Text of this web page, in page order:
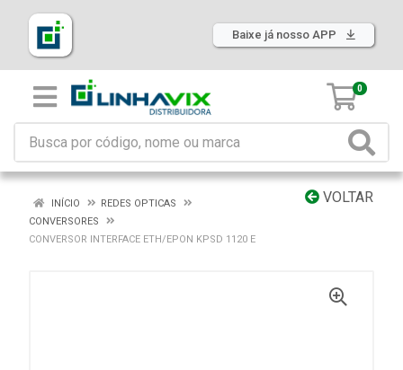
Baixe já nosso APP
0
VOLTAR
INÍCIO
REDES OPTICAS
CONVERSORES
CONVERSOR INTERFACE ETH/EPON KPSD 1120 E